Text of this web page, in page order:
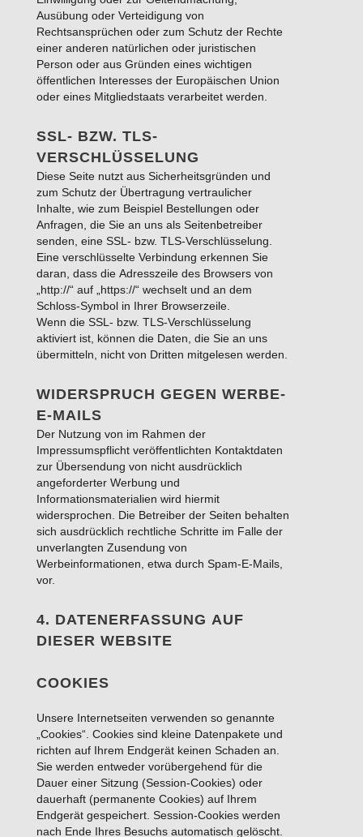
Ausübung oder Verteidigung von
Rechtsansprüchen oder zum Schutz der Rechte
einer anderen natürlichen oder juristischen
Person oder aus Gründen eines wichtigen
öffentlichen Interesses der Europäischen Union
oder eines Mitgliedstaats verarbeitet werden.
SSL- BZW. TLS-
VERSCHLÜSSELUNG
Diese Seite nutzt aus Sicherheitsgründen und
zum Schutz der Übertragung vertraulicher
Inhalte, wie zum Beispiel Bestellungen oder
Anfragen, die Sie an uns als Seitenbetreiber
senden, eine SSL- bzw. TLS-Verschlüsselung.
Eine verschlüsselte Verbindung erkennen Sie
daran, dass die Adresszeile des Browsers von
„http://“ auf „https://“ wechselt und an dem
Schloss-Symbol in Ihrer Browserzeile.
Wenn die SSL- bzw. TLS-Verschlüsselung
aktiviert ist, können die Daten, die Sie an uns
übermitteln, nicht von Dritten mitgelesen werden.
WIDERSPRUCH GEGEN WERBE-
E-MAILS
Der Nutzung von im Rahmen der
Impressumspflicht veröffentlichten Kontaktdaten
zur Übersendung von nicht ausdrücklich
angeforderter Werbung und
Informationsmaterialien wird hiermit
widersprochen. Die Betreiber der Seiten behalten
sich ausdrücklich rechtliche Schritte im Falle der
unverlangten Zusendung von
Werbeinformationen, etwa durch Spam-E-Mails,
vor.
4. DATENERFASSUNG AUF
DIESER WEBSITE
COOKIES
Unsere Internetseiten verwenden so genannte
„Cookies“. Cookies sind kleine Datenpakete und
richten auf Ihrem Endgerät keinen Schaden an.
Sie werden entweder vorübergehend für die
Dauer einer Sitzung (Session-Cookies) oder
dauerhaft (permanente Cookies) auf Ihrem
Endgerät gespeichert. Session-Cookies werden
nach Ende Ihres Besuchs automatisch gelöscht.